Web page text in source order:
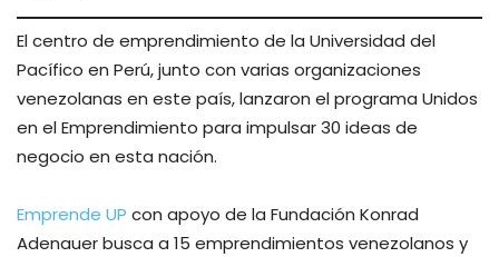
El centro de emprendimiento de la Universidad del
Pacífico en Perú, junto con varias organizaciones
venezolanas en este país, lanzaron el programa Unidos
en el Emprendimiento para impulsar 30 ideas de
negocio en esta nación.
Emprende UP con apoyo de la Fundación Konrad
Adenauer busca a 15 emprendimientos venezolanos y